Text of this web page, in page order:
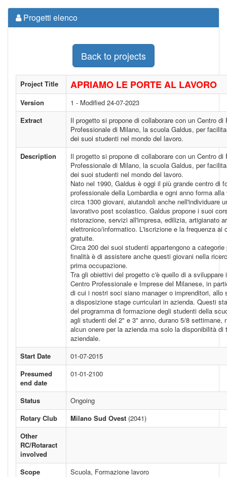
Progetti elenco
Back to projects
Project Title APRIAMO LE PORTE AL LAVORO
Version
1 - Modified 24-07-2023
Extract
Il progetto si propone di collaborare con un Centro di
Professionale di Milano, la scuola Galdus, per
dei suoi studenti nel mondo del lavoro.
Description
Il progetto si propone di collaborare con un Centro di
Professionale di Milano, la scuola Galdus, per
dei suoi studenti nel mondo del lavoro.
Nato nel 1990, Galdus è oggi il più grande centro di
professionale della Lombardia e ogni anno forma
circa 1300 giovani, aiutandoli anche nell'individuare
lavorativo post scolastico. Galdus propone i suoi
ristorazione, servizi all'impresa, edilizia, artigianato
elettronico/informatico. L'iscrizione e la frequenza ai
gratuite.
Circa 200 dei suoi studenti appartengono a
finalità è di assistere anche questi giovani nella
prima occupazione.
Tra gli obiettivi del progetto c'è quello di a sviluppare
Centro Professionale e Imprese del Milanese, in
di cui i nostri soci siano manager o imprenditori, allo
a disposizione stage curriculari in azienda. Questi
del programma di formazione degli studenti della
agli studenti del 2" e 3" anno, durano 5/8 settimane,
alcun onere per la azienda ma solo la disponibilità di
aziendale.
Start Date
01-07-2015
Presumed
end date
01-01-2100
Status
Ongoing
Rotary Club
Milano Sud Ovest (2041)
Other
RC/Rotaract
involved
Scope
Scuola, Formazione lavoro